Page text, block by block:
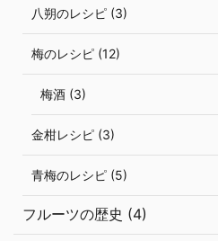
八朔のレシピ (3)
梅のレシピ (12)
梅酒 (3)
金柑レシピ (3)
青梅のレシピ (5)
フルーツの歴史 (4)